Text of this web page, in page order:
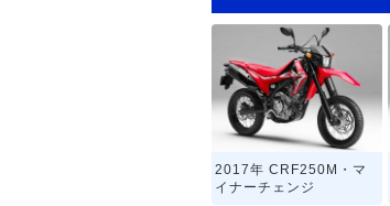
2017年 CRF250M・マ
イナーチェンジ